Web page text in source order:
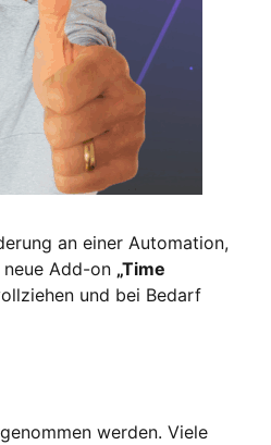
an einer Automation,
Add-on „Time
und bei Bedarf
werden. Viele